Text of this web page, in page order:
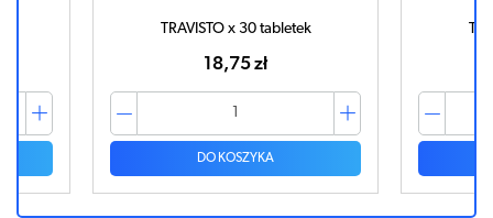
TRAVISTO x 30 tabletek
18,75 zł
DO KOSZYKA